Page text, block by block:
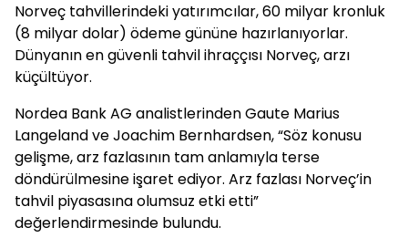
Norveç tahvillerindeki yatırımcılar, 60 milyar kronluk
(8 milyar dolar) ödeme gününe hazırlanıyorlar.
Dünyanın en güvenli tahvil ihraççısı Norveç, arzı
küçültüyor.
Nordea Bank AG analistlerinden Gaute Marius
Langeland ve Joachim Bernhardsen, “Söz konusu
gelişme, arz fazlasının tam anlamıyla terse
döndürülmesine işaret ediyor. Arz fazlası Norveç’in
tahvil piyasasına olumsuz etki etti”
değerlendirmesinde bulundu.